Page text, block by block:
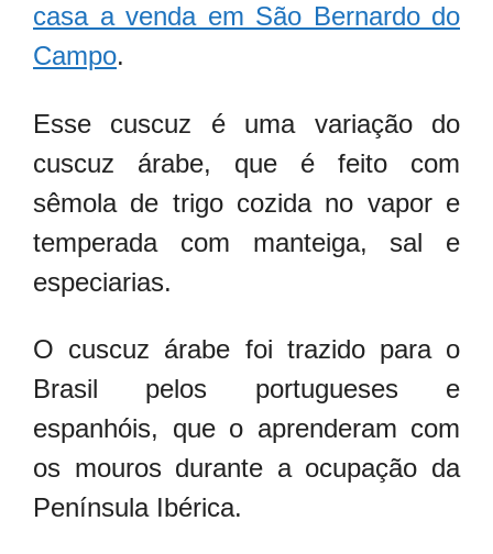
casa a venda em São Bernardo do
Campo.
Esse cuscuz é uma variação do
cuscuz árabe, que é feito com
sêmola de trigo cozida no vapor e
temperada com manteiga, sal e
especiarias.
O cuscuz árabe foi trazido para o
Brasil pelos portugueses e
espanhóis, que o aprenderam com
os mouros durante a ocupação da
Península Ibérica.